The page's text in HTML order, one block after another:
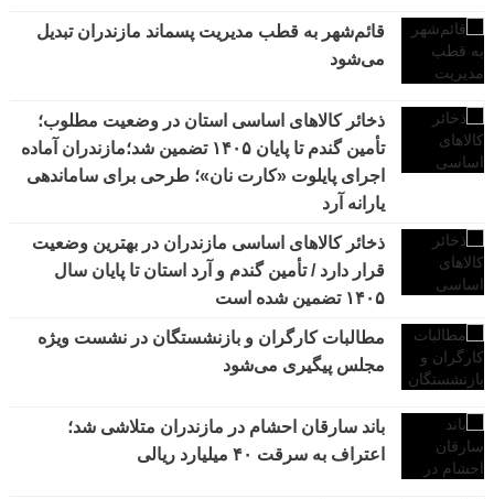
قائم‌شهر به قطب مدیریت پسماند مازندران تبدیل
می‌شود
ذخائر کالاهای اساسی استان در وضعیت مطلوب؛
تأمین گندم تا پایان ۱۴۰۵ تضمین شد؛مازندران آماده
اجرای پایلوت «کارت نان»؛ طرحی برای ساماندهی
یارانه آرد
ذخائر کالاهای اساسی مازندران در بهترین وضعیت
قرار دارد / تأمین گندم و آرد استان تا پایان سال
۱۴۰۵ تضمین شده است
مطالبات کارگران و بازنشستگان در نشست ویژه
مجلس پیگیری می‌شود
باند سارقان احشام در مازندران متلاشی شد؛
اعتراف به سرقت ۴۰ میلیارد ریالی